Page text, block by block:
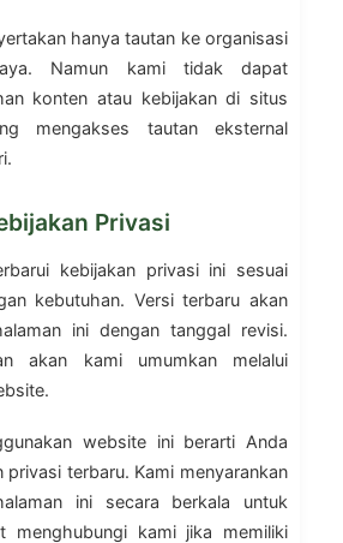
hanya tautan ke organisasi
Namun kami tidak dapat
konten atau kebijakan di situs
mengakses tautan eksternal
Privasi
kebijakan privasi ini sesuai
kebutuhan. Versi terbaru akan
ini dengan tanggal revisi.
akan kami umumkan melalui
website ini berarti Anda
privasi terbaru. Kami menyarankan
ini secara berkala untuk
menghubungi kami jika memiliki